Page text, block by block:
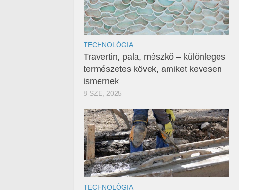
TECHNOLÓGIA
Travertin, pala, mészkő – különleges
természetes kövek, amiket kevesen
ismernek
8 SZE, 2025
TECHNOLÓGIA